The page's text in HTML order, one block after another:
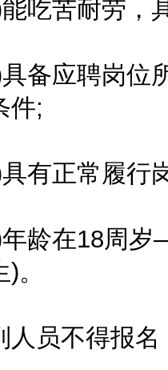
苦耐劳，具
应聘岗位所
件;
正常履行
在18周岁
。
员不得报名